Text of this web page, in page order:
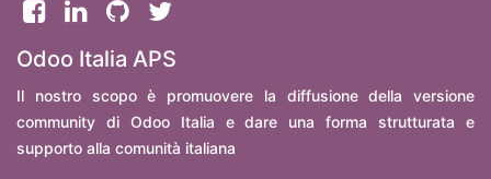
Odoo Italia APS
Il nostro scopo è promuovere la diffusione della versione
community di Odoo Italia e dare una forma strutturata e
supporto alla comunità italiana